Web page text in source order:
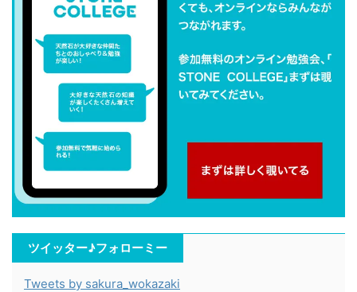
ツイッター♪フォローミー
Tweets by sakura_wokazaki